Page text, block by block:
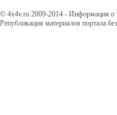
© 4x4v.ru 2009-2014 - Информация о
Републикация материалов портала